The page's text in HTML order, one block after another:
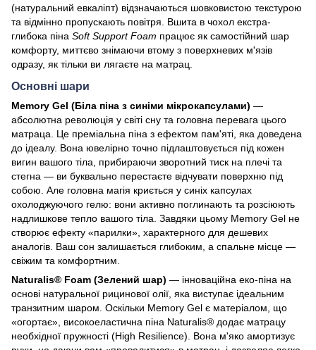
(натуральний евкаліпт) відзначаються шовковистою текстурою
та відмінно пропускають повітря. Вшита в чохол екстра-
глибока піна Soft Support Foam працює як самостійний шар
комфорту, миттєво знімаючи втому з поверхневих м'язів
одразу, як тільки ви лягаєте на матрац.
Основні шари
Memory Gel (Біла піна з синіми мікрокапсулами) —
абсолютна революція у світі сну та головна перевага цього
матраца. Це преміальна піна з ефектом пам'яті, яка доведена
до ідеалу. Вона ювелірно точно підлаштовується під кожен
вигин вашого тіла, прибираючи зворотний тиск на плечі та
стегна — ви буквально перестаєте відчувати поверхню під
собою. Але головна магія криється у синіх капсулах
охолоджуючого гелю: вони активно поглинають та розсіюють
надлишкове тепло вашого тіла. Завдяки цьому Memory Gel не
створює ефекту «парилки», характерного для дешевих
аналогів. Ваш сон залишається глибоким, а спальне місце —
свіжим та комфортним.
Naturalis® Foam (Зелений шар) — інноваційна еко-піна на
основі натуральної рицинової олії, яка виступає ідеальним
транзитним шаром. Оскільки Memory Gel є матеріалом, що
«огортає», високоеластична піна Naturalis® додає матрацу
необхідної пружності (High Resilience). Вона м'яко амортизує